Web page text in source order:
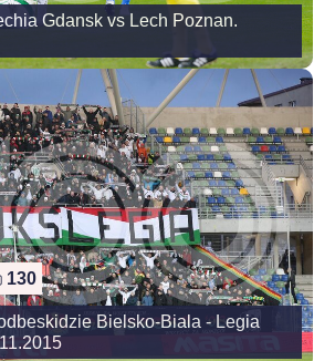
Gdansk vs Lech Poznan.
130
Bielsko-Biala - Legia